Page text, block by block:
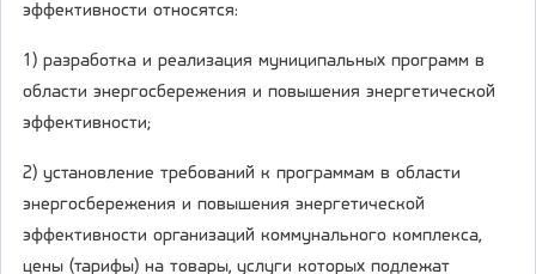
эффективности относятся:
1) разработка и реализация муниципальных программ в
области энергосбережения и повышения энергетической
эффективности;
2) установление требований к программам в области
энергосбережения и повышения энергетической
эффективности организаций коммунального комплекса,
цены (тарифы) на товары, услуги которых подлежат